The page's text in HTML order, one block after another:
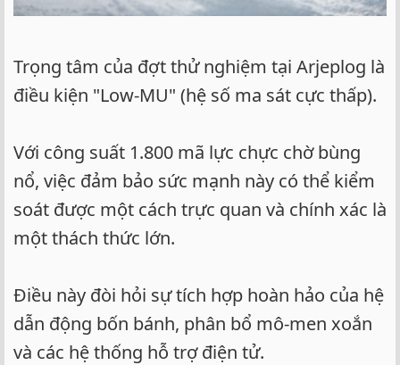
Trọng tâm của đợt thử nghiệm tại Arjeplog là
điều kiện "Low-MU" (hệ số ma sát cực thấp).
Với công suất 1.800 mã lực chực chờ bùng
nổ, việc đảm bảo sức mạnh này có thể kiểm
soát được một cách trực quan và chính xác là
một thách thức lớn.
Điều này đòi hỏi sự tích hợp hoàn hảo của hệ
dẫn động bốn bánh, phân bổ mô-men xoắn
và các hệ thống hỗ trợ điện tử.